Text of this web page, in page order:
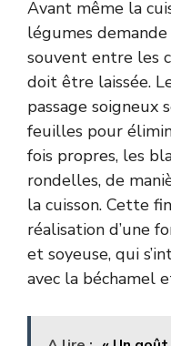
Avant même la
légumes
souvent entre les
doit être laissée.
passage soigneux
feuilles pour
fois propres, les
rondelles, de
la cuisson. Cette
réalisation d’une
et soyeuse, qui
avec la béchamel